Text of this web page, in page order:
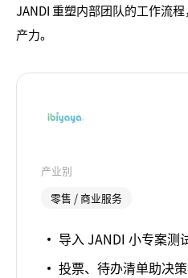
JANDI 重塑内部团队的工作流
产力。
产业别
零售 / 商业服务
导入 JANDI 小专案测
投票、待办清单助决